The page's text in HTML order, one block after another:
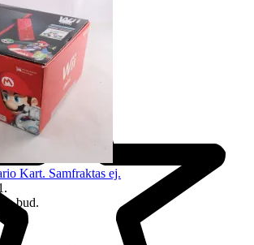
Kart. Samfraktas ej.
.
bud.